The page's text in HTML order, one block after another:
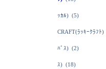
ｯｶﾙ) (5)
CRAFT(ﾗｯｷｰｸﾗﾌﾄ)
ﾊﾞｽ) (2)
ｽ) (18)